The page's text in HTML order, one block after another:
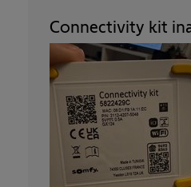
Connectivity kit